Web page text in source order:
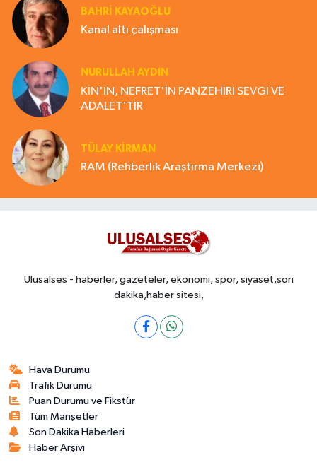
BAHRI KAYAOĞLU
Kanal altı çalışması
NURULLAH AYDIN
KİN'İN, NEFRET'İN PANZEHİRİ SEVGİ VE
ADALET'TİR
TÜLAY KİRMAN
RAM (Rehberlik Araştırma Merkezi)
Ulusalses - haberler, gazeteler, ekonomi, spor, siyaset,son
dakika,haber sitesi,
Hava Durumu
Trafik Durumu
Puan Durumu ve Fikstür
Tüm Manşetler
Son Dakika Haberleri
Haber Arşivi